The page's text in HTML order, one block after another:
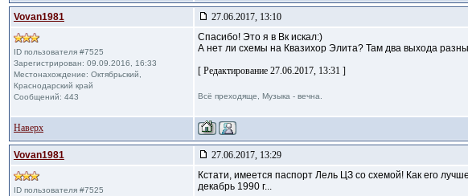
Vovan1981 27.06.2017, 13:10
ID пользователя #7525
Зарегистрирован: 09.09.2016, 16:33
Местонахождение: Октябрьский,
Краснодарский край
Сообщений: 443
Спасибо! Это я в Вк искал:)
А нет ли схемы на Квазихор Элита? Там два выхода
[ Редактирование 27.06.2017, 13:31 ]
Всё преходяще, Музыка - вечна.
Наверх
Vovan1981 27.06.2017, 13:29
ID пользователя #7525
Кстати, имеется паспорт Лель ЦЗ со схемой! Как его
декабрь 1990 г...